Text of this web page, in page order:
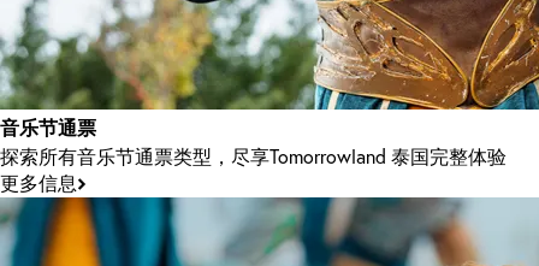
音乐节通票
探索所有音乐节通票类型，尽享Tomorrowland 泰国完整体验
更多信息